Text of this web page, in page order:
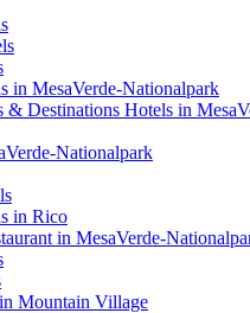
in MesaVerde-Nationalpark
& Destinations Hotels in
Nationalpark
in Rico
in MesaVerde-
Mountain Village